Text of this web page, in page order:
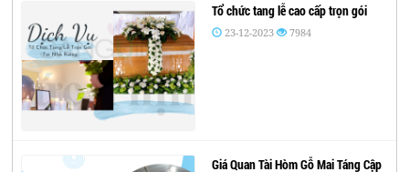
Tổ chức tang lễ cao cấp trọn gói
23-12-2023 7984
Giá Quan Tài Hòm Gỗ Mai Táng Cập